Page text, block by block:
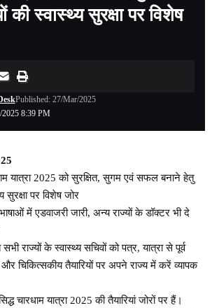
की स्वास्थ्य सुरक्षा पर विशेष
2025 8:39 PM
Published: 27/Mar/2025
यात्रा 2025 को सुरक्षित, सुगम एवं सफल बनाने हेतु
सुरक्षा पर विशेष जोर
में एडवाजरी जारी, अन्य राज्यों के डॉक्टर भी दे
राज्यों के स्वास्थ्य सचिवों को पत्र, यात्रा से पूर्व
और चिकित्सकीय तैयारियों पर अपने राज्य में करें व्यापक
चारधाम यात्रा 2025 की तैयारियां जोरों पर हैं।